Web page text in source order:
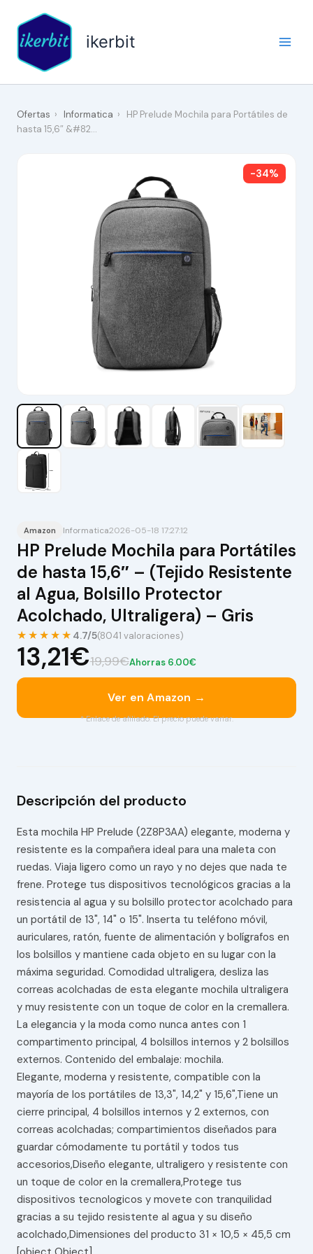
contenido
ikerbit
Ofertas › Informatica ›
HP Prelude Mochila para Portátiles de
hasta 15,6″ &#82…
-34%
Amazon Informatica2026-05-18 17:27:12
HP Prelude Mochila para Portátiles
de hasta 15,6″ – (Tejido Resistente
al Agua, Bolsillo Protector
Acolchado, Ultraligera) – Gris
★★★★★ 4.7/5(8041 valoraciones)
13,21€19,99€Ahorras 6.00€
Ver en Amazon →
* Enlace de afiliado. El precio puede variar.
Descripción del producto
Esta mochila HP Prelude (2Z8P3AA) elegante, moderna y
resistente es la compañera ideal para una maleta con
ruedas. Viaja ligero como un rayo y no dejes que nada te
frene. Protege tus dispositivos tecnológicos gracias a la
resistencia al agua y su bolsillo protector acolchado para
un portátil de 13", 14" o 15". Inserta tu teléfono móvil,
auriculares, ratón, fuente de alimentación y bolígrafos en
los bolsillos y mantiene cada objeto en su lugar con la
máxima seguridad. Comodidad ultraligera, desliza las
correas acolchadas de esta elegante mochila ultraligera
y muy resistente con un toque de color en la cremallera.
La elegancia y la moda como nunca antes con 1
compartimento principal, 4 bolsillos internos y 2 bolsillos
externos. Contenido del embalaje: mochila.
Elegante, moderna y resistente, compatible con la
mayoría de los portátiles de 13,3", 14,2" y 15,6",Tiene un
cierre principal, 4 bolsillos internos y 2 externos, con
correas acolchadas; compartimientos diseñados para
guardar cómodamente tu portátil y todos tus
accesorios,Diseño elegante, ultraligero y resistente con
un toque de color en la cremallera,Protege tus
dispositivos tecnologicos y movete con tranquilidad
gracias a su tejido resistente al agua y su diseño
acolchado,Dimensiones del producto 31 × 10,5 × 45,5 cm